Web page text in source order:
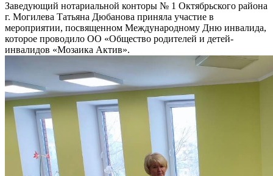
Заведующий нотариальной конторы № 1 Октябрьского района
г. Могилева Татьяна Дюбанова приняла участие в
мероприятии, посвященном Международному Дню инвалида,
которое проводило ОО «Общество родителей и детей-
инвалидов «Мозаика Актив».